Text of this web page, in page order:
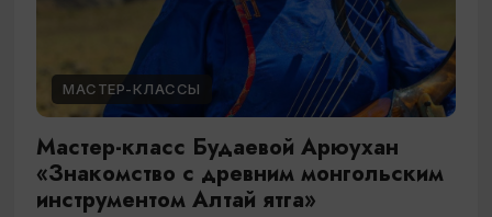
МАСТЕР-КЛАССЫ
Мастер-класс Будаевой Арюухан
«Знакомство с древним монгольским
инструментом Алтай ятга»